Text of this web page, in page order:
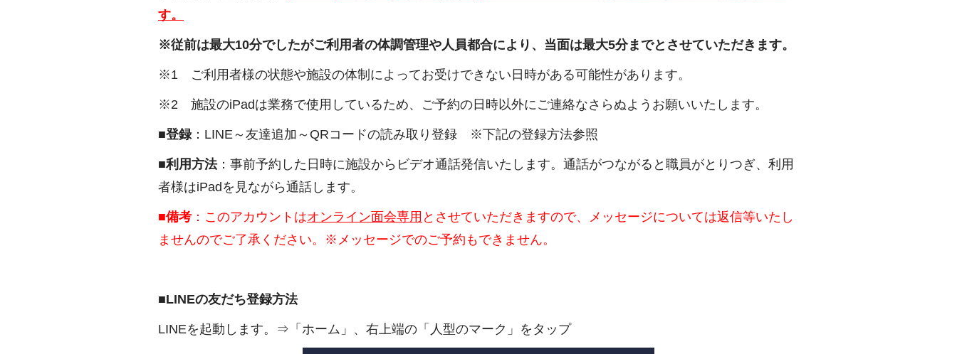
す。
※従前は最大10分でしたがご利用者の体調管理や人員都合により、当面は最大5分までとさせていただきます。
※1 ご利用者様の状態や施設の体制によってお受けできない日時がある可能性があります。
※2 施設のiPadは業務で使用しているため、ご予約の日時以外にご連絡なさらぬようお願いいたします。
■登録：LINE～友達追加～QRコードの読み取り登録 ※下記の登録方法参照
■利用方法：事前予約した日時に施設からビデオ通話発信いたします。通話がつながると職員がとりつぎ、利用
者様はiPadを見ながら通話します。
■備考 ：このアカウントはオンライン面会専用 とさせていただきますので、メッセージについては返信等いたし
ませんのでご了承ください。※メッセージでのご予約もできません。
■LINEの友だち登録方法
LINEを起動します。⇒「ホーム」、右上端の「人型のマーク」をタップ